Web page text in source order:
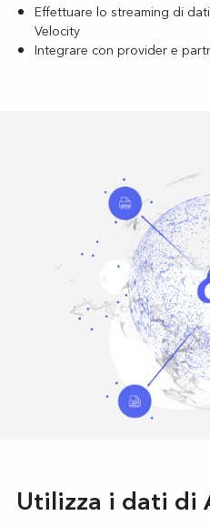
Effettuare lo streaming di
Velocity
Integrare con provider e
Utilizza i dati di